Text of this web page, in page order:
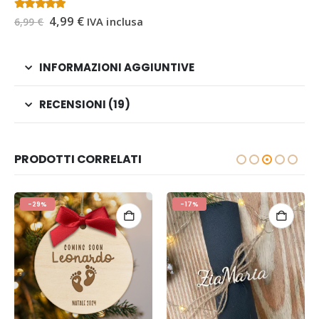
4.33Su 5
6,99€ Il
prezzo
6,99 €.
4,99 €Il
4,99 €.
IVA inclusa
INFORMAZIONI AGGIUNTIVE
RECENSIONI (19)
PRODOTTI CORRELATI
-29% -17%